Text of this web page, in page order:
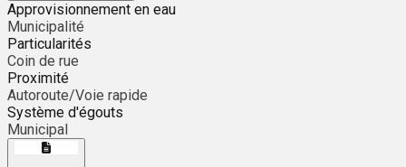
Approvisionnement en eau
Municipalité
Particularités
Coin de rue
Proximité
Autoroute/Voie rapide
Système d'égouts
Municipal